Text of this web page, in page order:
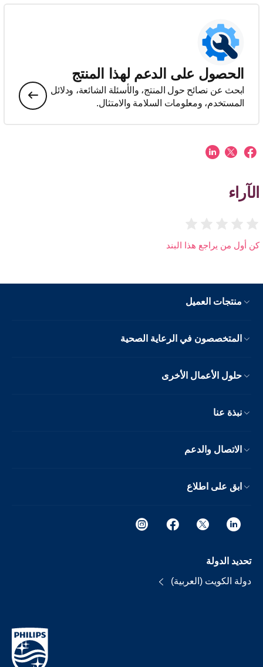
الحصول على الدعم لهذا المنتج
ابحث عن نصائح حول المنتج، والأسئلة الشائعة، ودلائل
المستخدم، ومعلومات السلامة والامتثال.
الآراء
كن أول من يراجع هذا البند
منتجات العميل
المتخصصون في الرعاية الصحية
حلول الأعمال الأخرى
نبذة عنا
الاتصال والدعم
ابق على اطلاع
تحديد الدولة
دولة الكويت (العربية)